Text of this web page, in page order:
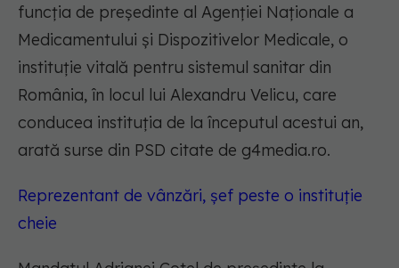
funcția de președinte al Agenției Naționale a
Medicamentului și Dispozitivelor Medicale, o
instituție vitală pentru sistemul sanitar din
România, în locul lui Alexandru Velicu, care
conducea instituția de la începutul acestui an,
arată surse din PSD citate de g4media.ro.
Reprezentant de vânzări, șef peste o instituție
cheie